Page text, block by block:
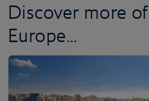
Discover more of
Europe...